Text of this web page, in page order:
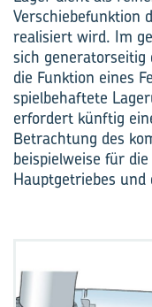
Verschiebefunktion
realisiert wird. Im
sich generatorseitig
die Funktion eines
spielbehaftete
erfordert künftig
Betrachtung des
beispielweise für
Hauptgetriebes